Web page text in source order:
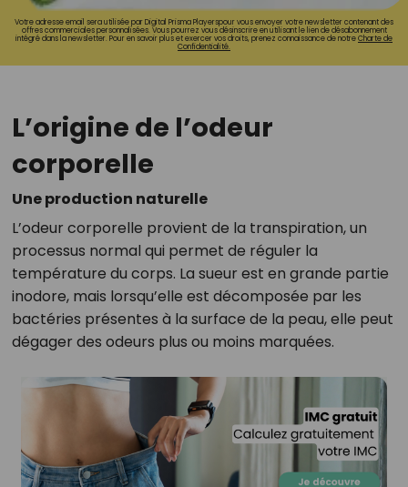
Votre adresse email sera utilisée par Digital Prisma Playerspour vous envoyer votre newsletter contenant des
offres commerciales personnalisées. Vous pourrez vous désinscrire en utilisant le lien de désabonnement
intégré dans la newsletter. Pour en savoir plus et exercer vos droits, prenez connaissance de notreCharte de
Confidentialité.
L’origine de l’odeur
corporelle
Une production naturelle
L’odeur corporelle provient de la transpiration, un
processus normal qui permet de réguler la
température du corps. La sueur est en grande partie
inodore, mais lorsqu’elle est décomposée par les
bactéries présentes à la surface de la peau, elle peut
dégager des odeurs plus ou moins marquées.